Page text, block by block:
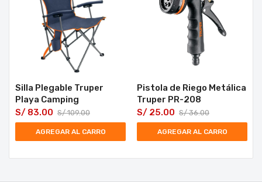
Silla Plegable Truper
Playa Camping
S/109.00
S/ 83.00
AGREGAR AL CARRO
Pistola de Riego Metálica
Truper PR-208
S/36.00
S/ 25.00
AGREGAR AL CARRO